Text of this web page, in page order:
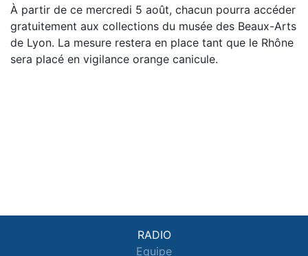
À partir de ce mercredi 5 août, chacun pourra accéder
gratuitement aux collections du musée des Beaux-Arts
de Lyon. La mesure restera en place tant que le Rhône
sera placé en vigilance orange canicule.
RADIO
Equipe